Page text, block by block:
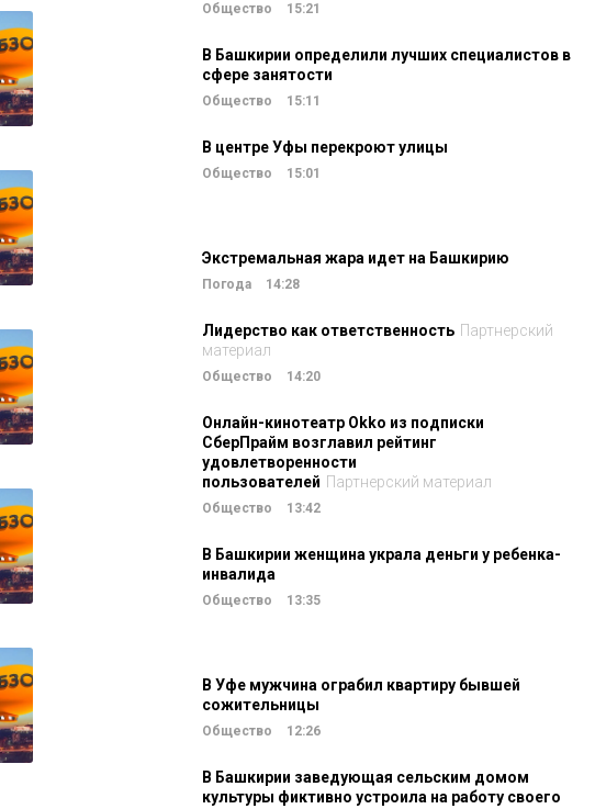
Общество 15:21
В Башкирии определили лучших специалистов в
сфере занятости
Общество 15:11
В центре Уфы перекроют улицы
Общество 15:01
Экстремальная жара идет на Башкирию
Погода 14:28
Лидерство как ответственность Партнерский
материал
Общество 14:20
Онлайн-кинотеатр Okko из подписки
СберПрайм возглавил рейтинг
удовлетворенности
пользователей Партнерский материал
Общество 13:42
В Башкирии женщина украла деньги у ребенка-
инвалида
Общество 13:35
В Уфе мужчина ограбил квартиру бывшей
сожительницы
Общество 12:26
В Башкирии заведующая сельским домом
культуры фиктивно устроила на работу своего